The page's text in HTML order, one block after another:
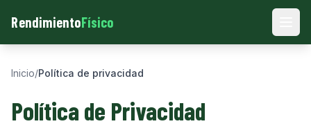
RendimientoFísico
Inicio/Política de privacidad
Política de Privacidad